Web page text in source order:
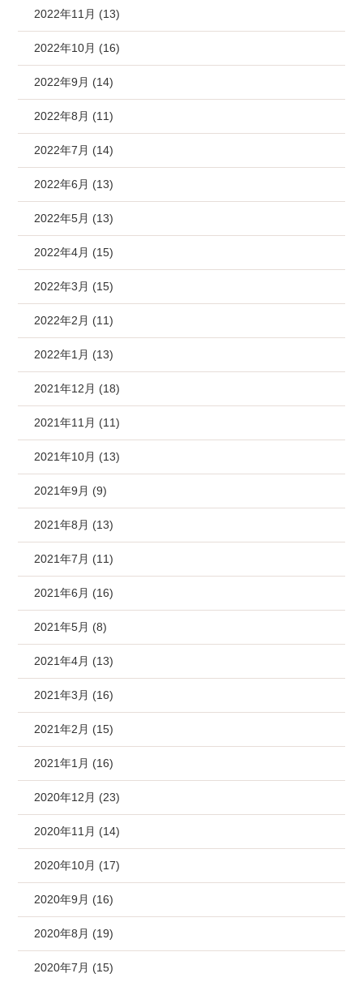
2022年11月 (13)
2022年10月 (16)
2022年9月 (14)
2022年8月 (11)
2022年7月 (14)
2022年6月 (13)
2022年5月 (13)
2022年4月 (15)
2022年3月 (15)
2022年2月 (11)
2022年1月 (13)
2021年12月 (18)
2021年11月 (11)
2021年10月 (13)
2021年9月 (9)
2021年8月 (13)
2021年7月 (11)
2021年6月 (16)
2021年5月 (8)
2021年4月 (13)
2021年3月 (16)
2021年2月 (15)
2021年1月 (16)
2020年12月 (23)
2020年11月 (14)
2020年10月 (17)
2020年9月 (16)
2020年8月 (19)
2020年7月 (15)